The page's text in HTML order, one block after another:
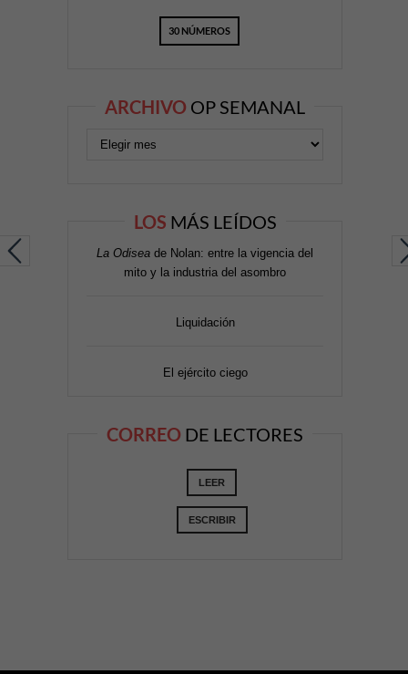
30 NÚMEROS
ARCHIVO OP SEMANAL
LOS MÁS LEÍDOS
La Odisea de Nolan: entre la vigencia del
mito y la industria del asombro
Liquidación
El ejército ciego
CORREO DE LECTORES
LEER
ESCRIBIR